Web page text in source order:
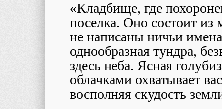
«Кладбище, где
поселка. Оно состоит из
не написаны ничьи
однообразная тундра,
здесь неба. Ясная
облачками охватывает
восполняя скудость